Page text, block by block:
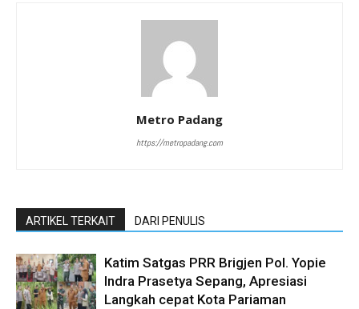
Metro Padang
https://metropadang.com
ARTIKEL TERKAIT DARI PENULIS
Katim Satgas PRR Brigjen Pol. Yopie
Indra Prasetya Sepang, Apresiasi
Langkah cepat Kota Pariaman